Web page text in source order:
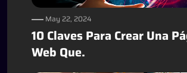
May 22, 2024
10 Claves Para Crear Una
Web Que.